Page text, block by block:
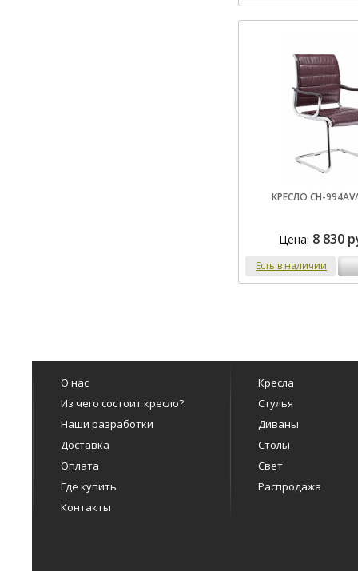
КРЕСЛО CH-
Цена: 8 830
Есть в наличии
О нас
Из чего состоит кресло?
Наши разработки
Доставка
Оплата
Где купить
Контакты
Кресла
Стулья
Диваны
Столы
Свет
Распродажа